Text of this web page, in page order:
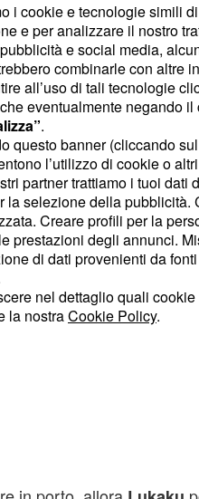
forza Juventus e non
attualmente è un
dei Blues Mauricio
dell'amichevole con il
una squadra troppo
coinvolti. Creerebbe
inclusi. Mi dispiace
decisioni difficili, ma
i cookie e tecnologie simili
e per analizzare il nostro
e social media,
combinarle con altre
all’uso di tali tecnologie
eventualmente negando
.
questo banner (cliccando
l’utilizzo di cookie o
partner trattiamo i tuoi
la selezione della
Creare profili per la
prestazioni degli annunci.
di dati provenienti da
nel dettaglio quali
la nostraCookie Policy.